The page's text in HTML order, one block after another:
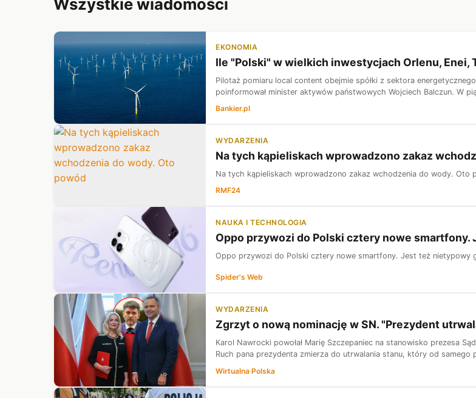
Wszystkie wiadomości
EKONOMIA
Ile "Polski" w wielkich inwestycjach Orlenu, Enei,
Pilotaż pomiaru local content obejmie spółki z sektora
poinformował minister aktywów państwowych Wojciech Balczun. W
Bankier.pl
WYDARZENIA
Na tych kąpieliskach wprowadzono zakaz
Na tych kąpieliskach wprowadzono zakaz wchodzenia do wody. Oto
RMF24
NAUKA I TECHNOLOGIA
Oppo przywozi do Polski cztery nowe
Oppo przywozi do Polski cztery nowe smartfony. Jest też nietypowy
Spider's Web
WYDARZENIA
Zgrzyt o nową nominację w SN. "Prezydent
Karol Nawrocki powołał Marię Szczepaniec na stanowisko prezesa
Ruch pana prezydenta zmierza do utrwalania stanu, który od
Wirtualna Polska